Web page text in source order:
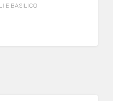
E BASILICO